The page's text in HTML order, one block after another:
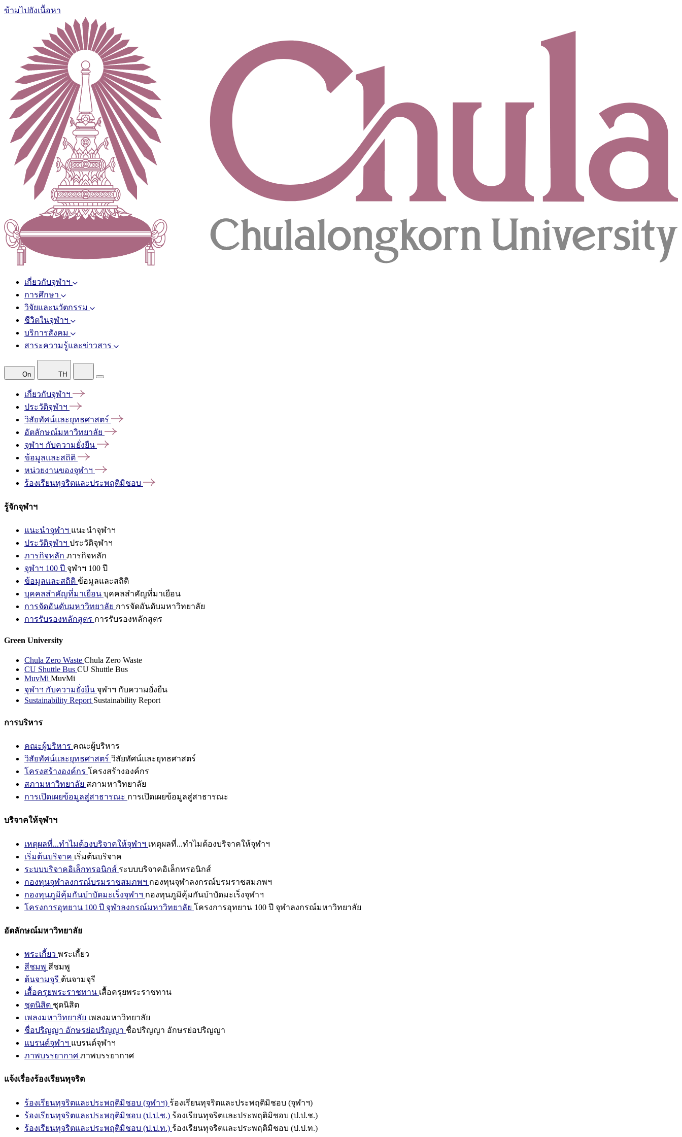
ข้ามไปยังเนื้อหา
เกี่ยวกับจุฬาฯ
การศึกษา
วิจัยและนวัตกรรม
ชีวิตในจุฬาฯ
บริการสังคม
สาระความรู้และข่าวสาร
On TH
เกี่ยวกับจุฬาฯ
ประวัติจุฬาฯ
วิสัยทัศน์และยุทธศาสตร์
อัตลักษณ์มหาวิทยาลัย
จุฬาฯ กับความยั่งยืน
ข้อมูลและสถิติ
หน่วยงานของจุฬาฯ
ร้องเรียนทุจริตและประพฤติมิชอบ
รู้จักจุฬาฯ
แนะนำจุฬาฯ แนะนำจุฬาฯ
ประวัติจุฬาฯ ประวัติจุฬาฯ
ภารกิจหลัก ภารกิจหลัก
จุฬาฯ 100 ปี จุฬาฯ 100 ปี
ข้อมูลและสถิติ ข้อมูลและสถิติ
บุคคลสำคัญที่มาเยือน บุคคลสำคัญที่มาเยือน
การจัดอันดับมหาวิทยาลัย การจัดอันดับมหาวิทยาลัย
การรับรองหลักสูตร การรับรองหลักสูตร
Green University
Chula Zero Waste Chula Zero Waste
CU Shuttle Bus CU Shuttle Bus
MuvMi MuvMi
จุฬาฯ กับความยั่งยืน จุฬาฯ กับความยั่งยืน
Sustainability Report Sustainability Report
การบริหาร
คณะผู้บริหาร คณะผู้บริหาร
วิสัยทัศน์และยุทธศาสตร์ วิสัยทัศน์และยุทธศาสตร์
โครงสร้างองค์กร โครงสร้างองค์กร
สภามหาวิทยาลัย สภามหาวิทยาลัย
การเปิดเผยข้อมูลสู่สาธารณะ การเปิดเผยข้อมูลสู่สาธารณะ
บริจาคให้จุฬาฯ
เหตุผลที่...ทำไมต้องบริจาคให้จุฬาฯ เหตุผลที่...ทำไมต้องบริจาคให้จุฬาฯ
เริ่มต้นบริจาค เริ่มต้นบริจาค
ระบบบริจาคอิเล็กทรอนิกส์ ระบบบริจาคอิเล็กทรอนิกส์
กองทุนจุฬาลงกรณ์บรมราชสมภพฯ กองทุนจุฬาลงกรณ์บรมราชสมภพฯ
กองทุนภูมิคุ้มกันบำบัดมะเร็งจุฬาฯ กองทุนภูมิคุ้มกันบำบัดมะเร็งจุฬาฯ
โครงการอุทยาน 100 ปี จุฬาลงกรณ์มหาวิทยาลัย โครงการอุทยาน 100 ปี จุฬาลงกรณ์มหาวิทยาลัย
อัตลักษณ์มหาวิทยาลัย
พระเกี้ยว พระเกี้ยว
สีชมพู สีชมพู
ต้นจามจุรี ต้นจามจุรี
เสื้อครุยพระราชทาน เสื้อครุยพระราชทาน
ชุดนิสิต ชุดนิสิต
เพลงมหาวิทยาลัย เพลงมหาวิทยาลัย
ชื่อปริญญา อักษรย่อปริญญา ชื่อปริญญา อักษรย่อปริญญา
แบรนด์จุฬาฯ แบรนด์จุฬาฯ
ภาพบรรยากาศ ภาพบรรยากาศ
แจ้งเรื่องร้องเรียนทุจริต
ร้องเรียนทุจริตและประพฤติมิชอบ (จุฬาฯ) ร้องเรียนทุจริตและประพฤติมิชอบ (จุฬาฯ)
ร้องเรียนทุจริตและประพฤติมิชอบ (ป.ป.ช.) ร้องเรียนทุจริตและประพฤติมิชอบ (ป.ป.ช.)
ร้องเรียนทุจริตและประพฤติมิชอบ (ป.ป.ท.) ร้องเรียนทุจริตและประพฤติมิชอบ (ป.ป.ท.)